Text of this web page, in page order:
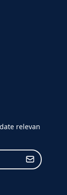
relevan